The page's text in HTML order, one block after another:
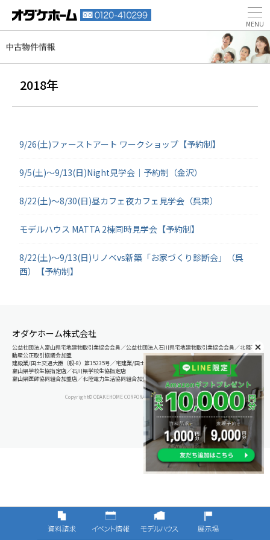
2018年
9/26(土)ファーストアート ワークショップ【予約制】
9/5(土)～9/13(日)Night見学会｜予約制（金沢）
8/22(土)～8/30(日)昼カフェ夜カフェ見学会（呉東）
モデルハウス MATTA 2棟同時見学会【予約制】
8/22(土)～9/13(日)リノベvs新築「お家づくり診断会」（呉
西）【予約制】
オダケホーム株式会社
公益社団法人富山県宅地建物取引業協会会員／公益社団法人石川県宅地建物取引業協会会員／北陸不
動産公正取引協議会加盟
建設業/国土交通大臣（般-8）第15235号／宅建業/国土交通大臣（8）第5025号
富山県学校生協指定店／石川県学校生協指定店
富山県医師協同組合加盟店／北陸電力生活協同組合加盟店
Copyright© ODAKEHOME CORPORATION All Rights Reserved.